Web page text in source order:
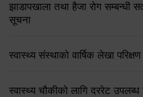
झाडापखाला तथा हैजा रोग सम्बन्धी
सूचना
स्वास्थ्य संस्थाको वार्षिक लेखा
स्वास्थ्य चौकीको लागि दररेट